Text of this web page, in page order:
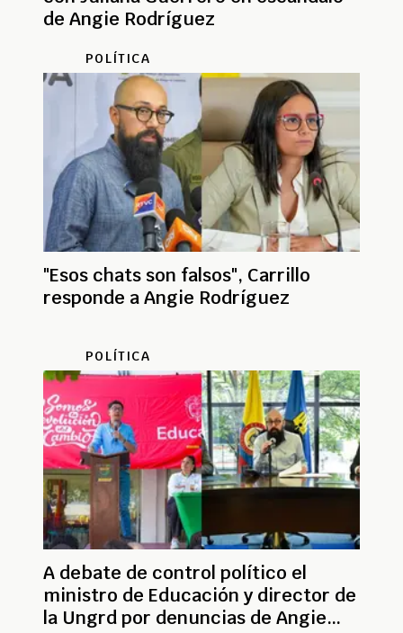
de Angie Rodríguez
POLÍTICA
"Esos chats son falsos", Carrillo
responde a Angie Rodríguez
POLÍTICA
A debate de control político el
ministro de Educación y director de
la Ungrd por denuncias de Angie